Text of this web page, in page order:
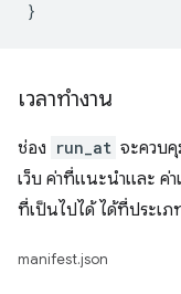
เวลาทำงาน
ช่อง run_at จะควบ
เว็บ ค่าที่แนะนำและ ค่
ที่เป็นไปได้ ได้ที่ประเภ
manifest.json